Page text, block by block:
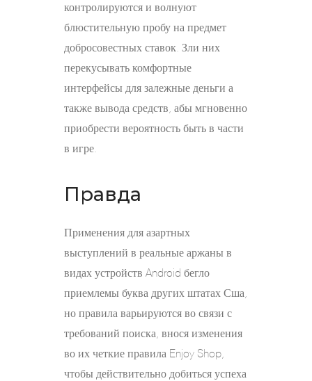
контролируются и волнуют
блюстительную пробу на предмет
добросовестных ставок. Зли них
перекусывать комфортные
интерфейсы для залежные деньги а
также вывода средств, абы мгновенно
приобрести вероятность быть в части
в игре.
Правда
Применения для азартных
выступлений в реальные аржаны в
видах устройств Android бегло
приемлемы буква других штатах Сша,
но правила варьируются во связи с
требований поиска, внося изменения
во их четкие правила Enjoy Shop,
чтобы действительно добиться успеха